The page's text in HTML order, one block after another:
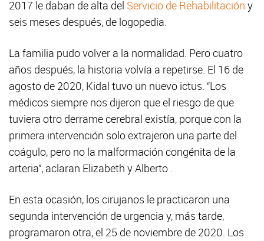
2017 le daban de alta del Servicio de Rehabilitación y
seis meses después, de logopedia.
La familia pudo volver a la normalidad. Pero cuatro
años después, la historia volvía a repetirse. El 16 de
agosto de 2020, Kidal tuvo un nuevo ictus. “Los
médicos siempre nos dijeron que el riesgo de que
tuviera otro derrame cerebral existía, porque con la
primera intervención solo extrajeron una parte del
coágulo, pero no la malformación congénita de la
arteria”, aclaran Elizabeth y Alberto .
En esta ocasión, los cirujanos le practicaron una
segunda intervención de urgencia y, más tarde,
programaron otra, el 25 de noviembre de 2020. Los